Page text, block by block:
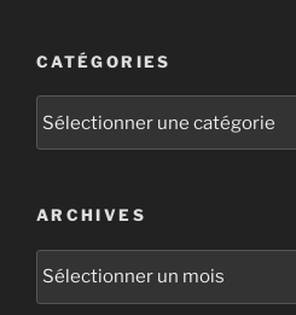
CATÉGORIES
ARCHIVES